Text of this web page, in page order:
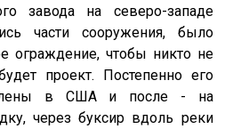
завода на северо-западе
части сооружения, было
ограждение, чтобы никто не
проект. Постепенно его
в США и после - на
через буксир вдоль реки